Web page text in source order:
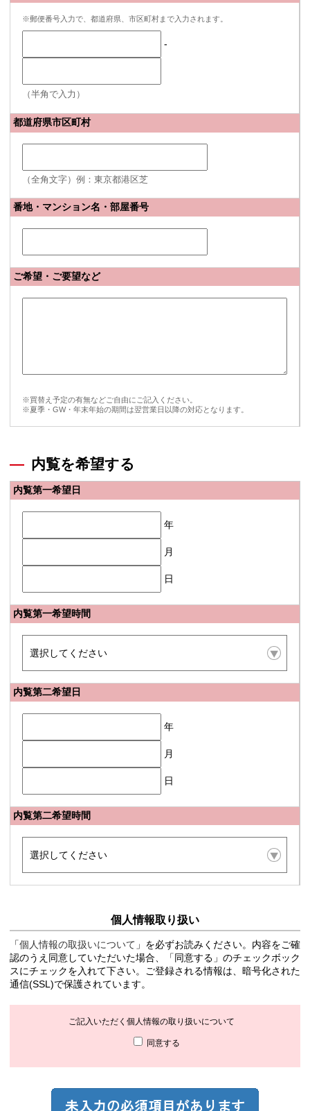
※郵便番号入力で、都道府県、市区町村まで入力されます。
-
（半角で入力）
都道府県市区町村
（全角文字）例：東京都港区芝
番地・マンション名・部屋番号
ご希望・ご要望など
※買替え予定の有無などご自由にご記入ください。
※夏季・GW・年末年始の期間は翌営業日以降の対応となります。
内覧を希望する
内覧第一希望日
年
月
日
内覧第一希望時間
内覧第二希望日
年
月
日
内覧第二希望時間
個人情報取り扱い
「個人情報の取扱いについて 」を必ずお読みください。内容をご確
認のうえ同意していただいた場合、「同意する」のチェックボック
スにチェックを入れて下さい。ご登録される情報は、暗号化された
通信(SSL)で保護されています。
ご記入いただく個人情報の取り扱いについて
同意する